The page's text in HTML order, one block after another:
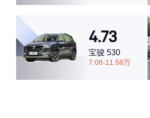
4.73
宝骏 530
7.08-11.58万